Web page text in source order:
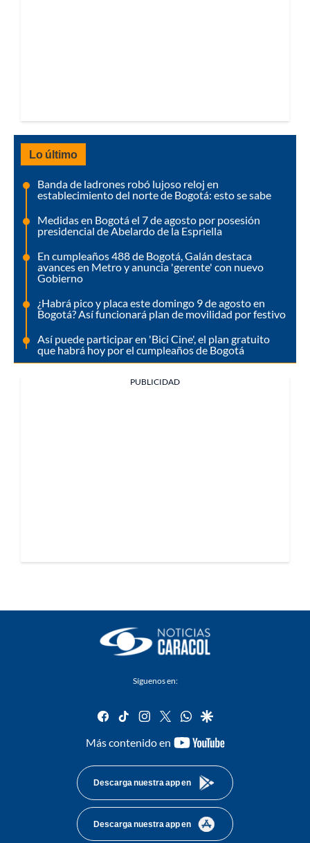
Lo último
Banda de ladrones robó lujoso reloj en
establecimiento del norte de Bogotá: esto se sabe
Medidas en Bogotá el 7 de agosto por posesión
presidencial de Abelardo de la Espriella
En cumpleaños 488 de Bogotá, Galán destaca
avances en Metro y anuncia 'gerente' con nuevo
Gobierno
¿Habrá pico y placa este domingo 9 de agosto en
Bogotá? Así funcionará plan de movilidad por festivo
Así puede participar en 'Bici Cine', el plan gratuito
que habrá hoy por el cumpleaños de Bogotá
PUBLICIDAD
Síguenos en:
facebook
tiktok instagram
twitterwhatsapp
google
Más contenido en
youtube-
Descarga nuestra app en
Descarga nuestra app en